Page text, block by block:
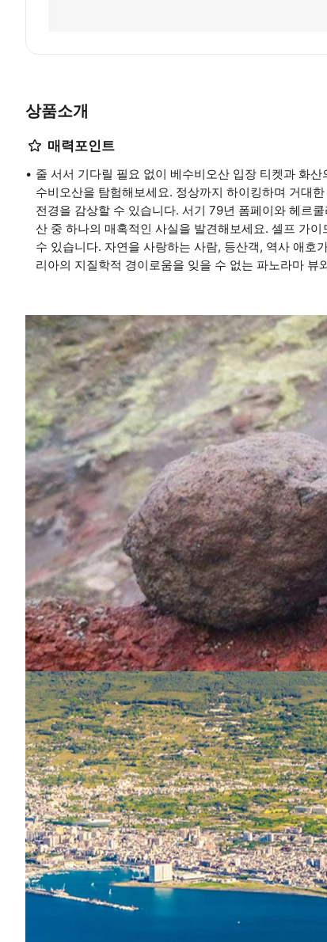
상품소개
매력포인트
줄 서서 기다릴 필요 없이 베수비오산 입장 티켓과 화
수비오산을 탐험해보세요. 정상까지 하이킹하며 거대
전경을 감상할 수 있습니다. 서기 79년 폼페이와 헤르
산 중 하나의 매혹적인 사실을 발견해보세요. 셀프 가
수 있습니다. 자연을 사랑하는 사람, 등산객, 역사 애
리아의 지질학적 경이로움을 잊을 수 없는 파노라마